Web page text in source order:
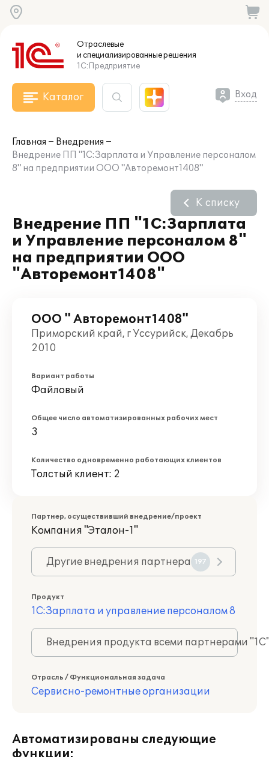
Отраслевые
и специализированныерешения
1С:Предприятие
Каталог Вход
Главная
Внедрения
Внедрение ПП "1С:Зарплата и Управление персоналом
8" на предприятии ООО "Авторемонт1408"
Внедрение ПП "1С:Зарплата
и Управление персоналом 8"
на предприятии ООО
"Авторемонт1408"
К списку
ООО " Авторемонт1408"
Приморский край, г Уссурийск, Декабрь
2010
Вариант работы
Файловый
Общее число автоматизированных рабочих мест
3
Количество одновременно работающих клиентов
Толстый клиент: 2
Партнер, осуществивший внедрение/проект
Компания "Эталон-1"
Другие внедрения партнера 197
Продукт
1С:Зарплата и управление персоналом 8
Внедрения продукта всеми партнерами
Отрасль / Функциональная задача
Сервисно-ремонтные организации
Автоматизированы следующие
функции: